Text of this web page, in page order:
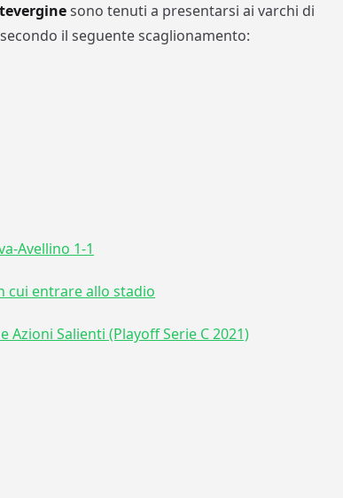
sono tenuti a presentarsi ai varchi di
il seguente scaglionamento:
Avellino 1-1
cui entrare allo stadio
Azioni Salienti (Playoff Serie C 2021)